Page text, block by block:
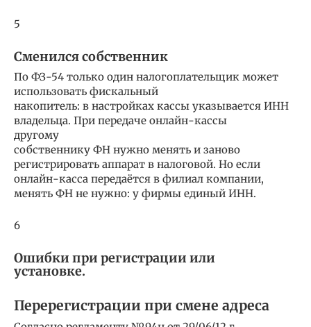
5
Сменился собственник
По ФЗ-54 только один налогоплательщик может
использовать фискальный
накопитель: в настройках кассы указывается ИНН
владельца. При передаче онлайн-кассы
другому
собственнику ФН нужно менять и заново
регистрировать аппарат в налоговой. Но если
онлайн-касса передаётся в филиал компании,
менять ФН не нужно: у фирмы единый ИНН.
6
Ошибки при регистрации или
установке.
Перерегистрации при смене адреса